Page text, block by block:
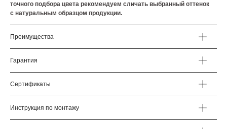
точного подбора цвета рекомендуем сличать выбранный оттенок
с натуральным образцом продукции.
Преимущества
Гарантия
Сертификаты
Инструкция по монтажу